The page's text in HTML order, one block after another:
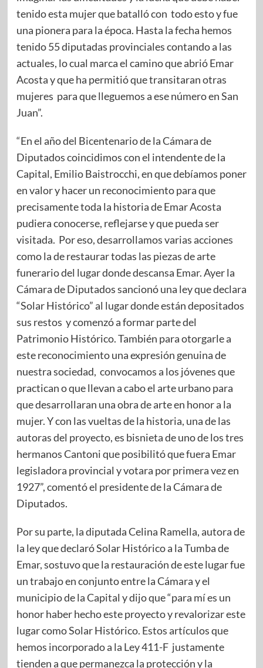
tenido esta mujer que batalló con todo esto y fue
una pionera para la época. Hasta la fecha hemos
tenido 55 diputadas provinciales contando a las
actuales, lo cual marca el camino que abrió Emar
Acosta y que ha permitió que transitaran otras
mujeres para que lleguemos a ese número en San
Juan”.
“En el año del Bicentenario de la Cámara de
Diputados coincidimos con el intendente de la
Capital, Emilio Baistrocchi, en que debíamos poner
en valor y hacer un reconocimiento para que
precisamente toda la historia de Emar Acosta
pudiera conocerse, reflejarse y que pueda ser
visitada. Por eso, desarrollamos varias acciones
como la de restaurar todas las piezas de arte
funerario del lugar donde descansa Emar. Ayer la
Cámara de Diputados sancionó una ley que declara
“Solar Histórico” al lugar donde están depositados
sus restos y comenzó a formar parte del
Patrimonio Histórico. También para otorgarle a
este reconocimiento una expresión genuina de
nuestra sociedad, convocamos a los jóvenes que
practican o que llevan a cabo el arte urbano para
que desarrollaran una obra de arte en honor a la
mujer. Y con las vueltas de la historia, una de las
autoras del proyecto, es bisnieta de uno de los tres
hermanos Cantoni que posibilitó que fuera Emar
legisladora provincial y votara por primera vez en
1927”, comentó el presidente de la Cámara de
Diputados.
Por su parte, la diputada Celina Ramella, autora de
la ley que declaró Solar Histórico a la Tumba de
Emar, sostuvo que la restauración de este lugar fue
un trabajo en conjunto entre la Cámara y el
municipio de la Capital y dijo que “para mí es un
honor haber hecho este proyecto y revalorizar este
lugar como Solar Histórico. Estos artículos que
hemos incorporado a la Ley 411-F justamente
tienden a que permanezca la protección y la